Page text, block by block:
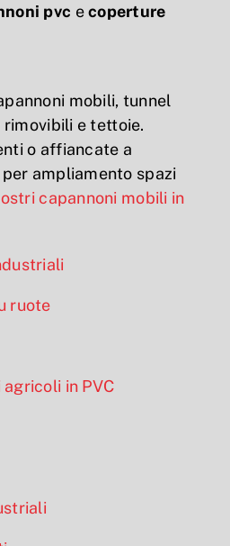
pvc ecoperture
mobili, tunnel
e tettoie.
o affiancate a
ampliamento spazi
capannoni mobili in
ruote
in PVC